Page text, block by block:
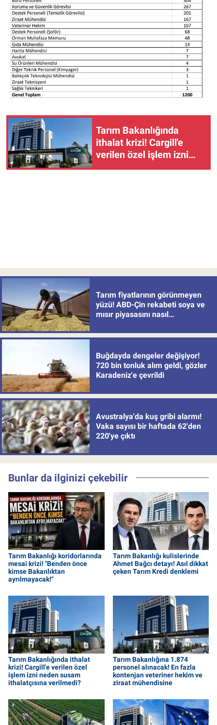
Tarım Bakanlığında
ithalat krizi! Cargill'e
verilen özel işlem izni
neden susam
Tarım fiyatlarının görünmeyen
yüzü! ABD-Çin rekabeti soya ve
mısır piyasasını nasıl
Buğdayda dengeler değişiyor!
720 bin tonluk alım geldi, gözler
Karadeniz'e çevrildi
Avustralya'da kuş gribi alarmı!
Vaka sayısı bir haftada 62'den
220'ye çıktı
Bunlar da ilginizi çekebilir
Tarım Bakanlığı koridorlarında
mesai krizi! "Benden önce
kimse Bakanlıktan
ayrılmayacak!"
Tarım Bakanlığı kulislerinde
Ahmet Bağcı detayı! Asıl dikkat
çeken Tarım Kredi denklemi
Tarım Bakanlığında ithalat
krizi! Cargill'e verilen özel
işlem izni neden susam
ithalatçısına verilmedi?
Tarım Bakanlığına 1.874
personel alınacak! En fazla
kontenjan veteriner hekim ve
ziraat mühendisine